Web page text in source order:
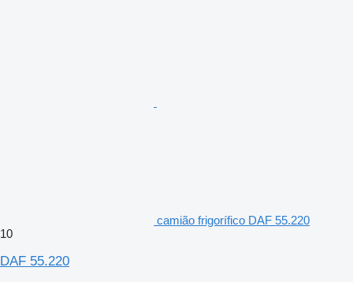
camião frigorífico DAF 55.220
10
DAF 55.220